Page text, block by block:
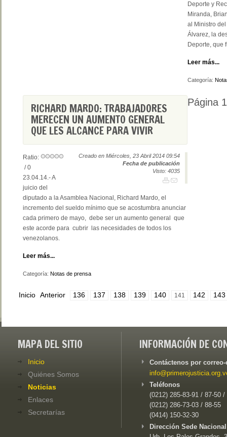
Deporte y
Miranda,
al Ministro
Álvarez, la
Deporte, que
Leer más...
Categoría:
RICHARD MARDO: TRABAJADORES
MERECEN UN AUMENTO GENERAL
QUE LES ALCANCE PARA VIVIR
Creado en Miércoles, 23 Abril 2014 09:54
Fecha de publicación
Visto: 4035
Ratio:
/ 0
23.04.14.- A
juicio del
diputado a la Asamblea Nacional, Richard Mardo, el
incremento del sueldo mínimo que se acostumbra anunciar
cada primero de mayo, debe ser un aumento general que
este acorde para cubrir las necesidades de todos los
venezolanos.
Leer más...
Categoría: Notas de prensa
Página
Inicio Anterior 136 137 138 139 140 141 142 143
MAPA DEL SITIO
Inicio
Quiénes Somos
Noticias
Enlaces
Secretarías
INFORMACIÓN DE
Contáctenos por
Teléfonos
(0212) 285-83-91 / 87-50 /
(0212) 286-73-03 / 88-55
(0414) 150-32-30
Dirección Sede